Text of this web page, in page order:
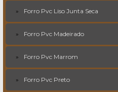
Forro Pvc Liso Junta Seca
Forro Pvc Madeirado
Forro Pvc Marrom
Forro Pvc Preto